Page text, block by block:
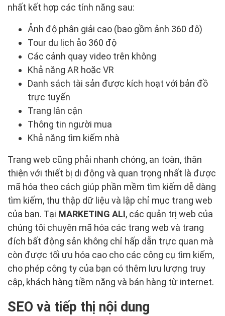
nhất kết hợp các tính năng sau:
Ảnh độ phân giải cao (bao gồm ảnh 360 độ)
Tour du lịch ảo 360 độ
Các cảnh quay video trên không
Khả năng AR hoặc VR
Danh sách tài sản được kích hoạt với bản đồ
trực tuyến
Trang lân cận
Thông tin người mua
Khả năng tìm kiếm nhà
Trang web cũng phải nhanh chóng, an toàn, thân
thiện với thiết bị di động và quan trọng nhất là được
mã hóa theo cách giúp phần mềm tìm kiếm dễ dàng
tìm kiếm, thu thập dữ liệu và lập chỉ mục trang web
của bạn. Tại MARKETING ALI, các quản trị web của
chúng tôi chuyên mã hóa các trang web và trang
đích bất động sản không chỉ hấp dẫn trực quan mà
còn được tối ưu hóa cao cho các công cụ tìm kiếm,
cho phép công ty của bạn có thêm lưu lượng truy
cập, khách hàng tiềm năng và bán hàng từ internet.
SEO và tiếp thị nội dung